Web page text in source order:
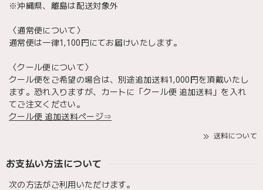
※沖縄県、離島は配送対象外
〈通常便について〉
通常便は一律1,100円にてお届けいたします。
〈クール便について〉
クール便をご希望の場合は、別途追加送料1,000円を頂戴いたし
ます。恐れ入りますが、カートに「クール便 追加送料」を入れ
てご注文ください。
クール便 追加送料ページ⇒
送料について
お支払い方法について
次の方法がご利用いただけます。